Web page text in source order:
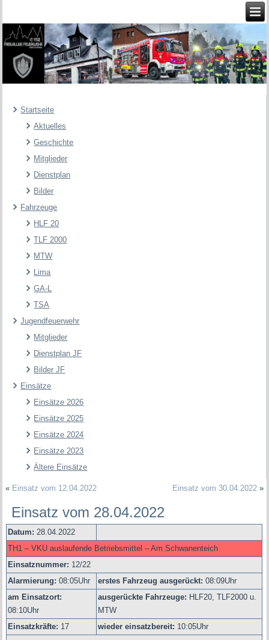
Startseite
Aktuelles
Geschichte
Mitglieder
Dienstplan
Bilder
Fahrzeuge
HLF 20
TLF 2000
MTW
Lima
GA-L
TSA
Jugendfeuerwehr
Mitglieder
Dienstplan JF
Bilder JF
Einsätze
Einsätze 2026
Einsätze 2025
Einsätze 2024
Einsätze 2023
Ältere Einsätze
« Einsatz vom 12.04.2022 Einsatz vom 30.04.2022»
Einsatz vom 28.04.2022
Datum:28.04.2022
TH1 – VKU auslaufende Betriebsmittel – Am Schwanenteich
Einsatznummer: 12/22
Alarmierung: 08:05Uhr erstes Fahrzeug ausgerückt: 08:09Uhr
am Einsatzort:
08:10Uhr
ausgerückte Fahrzeuge: HLF20, TLF2000 u.
MTW
Einsatzkräfte: 17 wieder einsatzbereit: 10:05Uhr